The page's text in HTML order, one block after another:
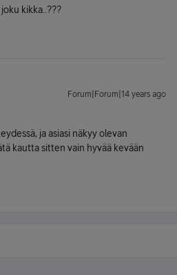
kikka..???
Forum|Forum|14 years ago
ja asiasi näkyy olevan
kautta sitten vain hyvää kevään